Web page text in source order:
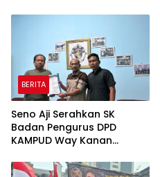
BERITA
Seno Aji Serahkan SK
Badan Pengurus DPD
KAMPUD Way Kanan